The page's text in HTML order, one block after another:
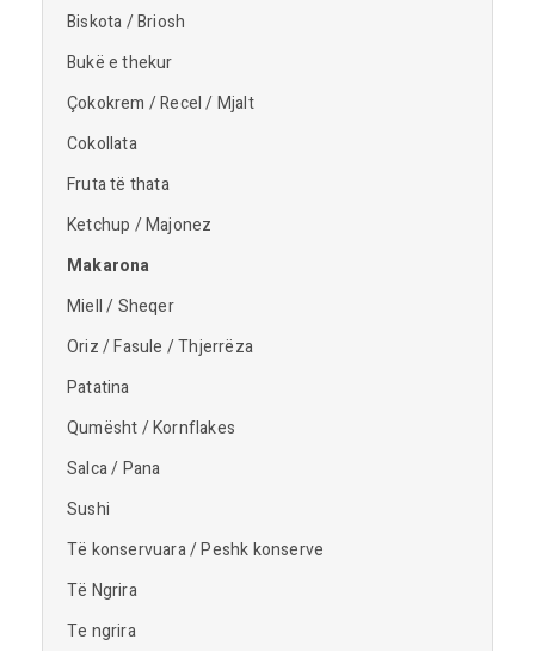
Biskota / Briosh
Bukë e thekur
Çokokrem / Recel / Mjalt
Cokollata
Fruta të thata
Ketchup / Majonez
Makarona
Miell / Sheqer
Oriz / Fasule / Thjerrëza
Patatina
Qumësht / Kornflakes
Salca / Pana
Sushi
Të konservuara / Peshk konserve
Të Ngrira
Te ngrira